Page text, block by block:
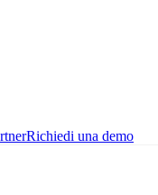
Richiedi una demo